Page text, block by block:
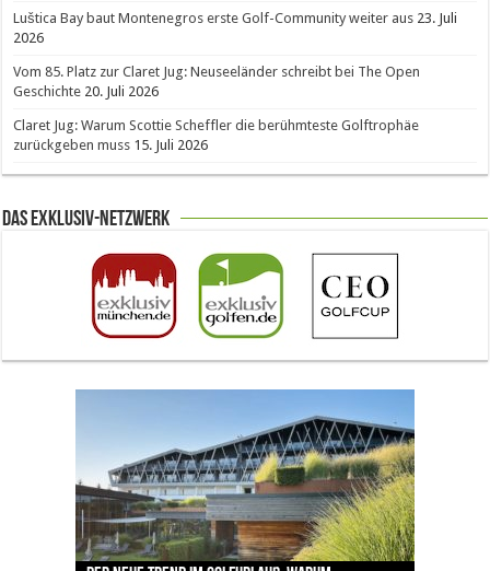
Luštica Bay baut Montenegros erste Golf-Community weiter aus 23. Juli
2026
Vom 85. Platz zur Claret Jug: Neuseeländer schreibt bei The Open
Geschichte 20. Juli 2026
Claret Jug: Warum Scottie Scheffler die berühmteste Golftrophäe
zurückgeben muss 15. Juli 2026
Das Exklusiv-Netzwerk
The Open 2026 in Royal Birkdale: Warum der